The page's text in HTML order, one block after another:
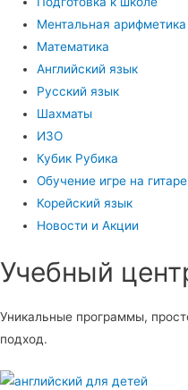
Ментальная арифметика
Математика
Английский язык
Русский язык
Шахматы
ИЗО
Кубик Рубика
Обучение игре на гитаре
Корейский язык
Новости и Акции
Учебный
Уникальные программы,
подход.